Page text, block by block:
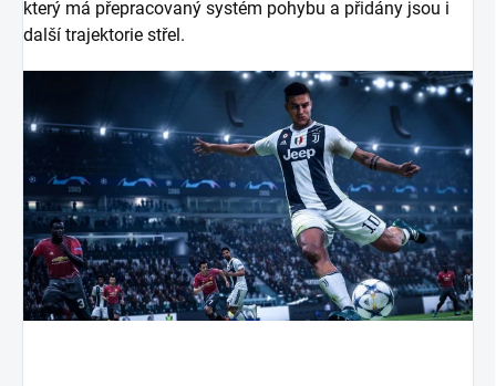
který má přepracovaný systém pohybu a přidány jsou i
další trajektorie střel.